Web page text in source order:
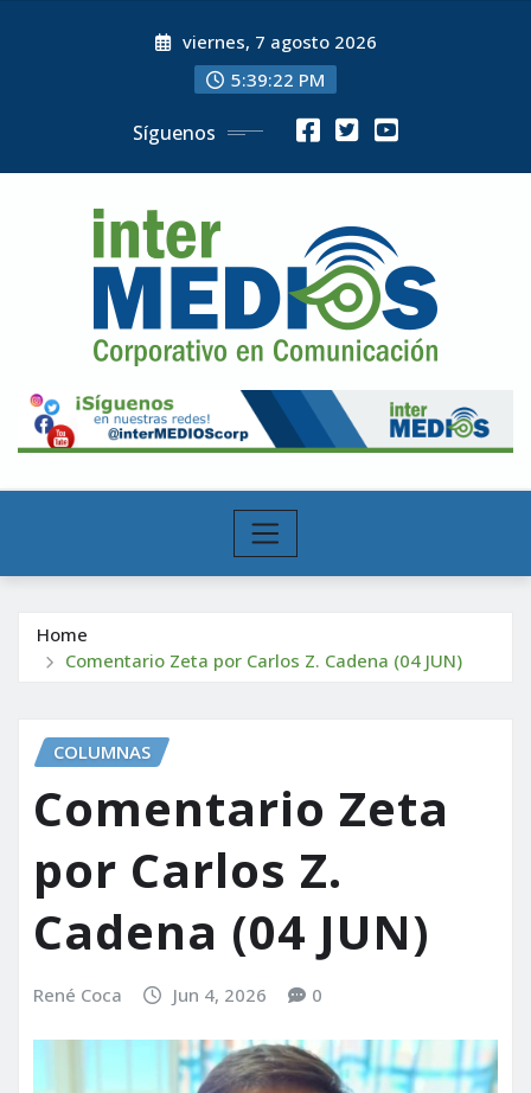
viernes, 7 agosto 2026
5:39:23 PM
Síguenos
Home
Comentario Zeta por Carlos Z. Cadena (04 JUN)
COLUMNAS
Comentario Zeta
por Carlos Z.
Cadena (04 JUN)
René Coca Jun 4, 2026 0